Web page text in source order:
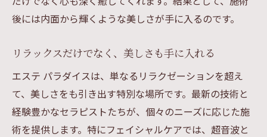
後には内面から輝くような美しさが手に入るのです。
リラックスだけでなく、美しさも手に入れる
エステ パラダイスは、単なるリラクゼーションを超え
て、美しさをも引き出す特別な場所です。最新の技術と
経験豊かなセラピストたちが、個々のニーズに応じた施
術を提供します。特にフェイシャルケアでは、超音波と